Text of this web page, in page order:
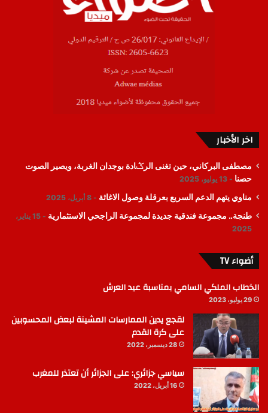
اخر الأخبار
مصطفى البركاني، حين تغنى الرݣادة بوجدان الغربة، ويصير الصوت
حصنا
13 يوليو، 2025
مناوي يتهم الدعم السريع بعرقلة وصول الاغاثة 8 أبريل، 2025
طنجة.. مجموعة فندقية جديدة لمجموعة الراجحي الاستثمارية
15 يناير،
2025
أضواء TV
الخطاب الملكي السامي بمناسبة عيد العرش
29 يوليو، 2023
لقجع يدين الممارسات المشينة لبعض المحسوبين
على كرة القدم
28 ديسمبر، 2022
سياسي جزائري: على الجزائر أن تعتذر للمغرب
16 أبريل، 2022